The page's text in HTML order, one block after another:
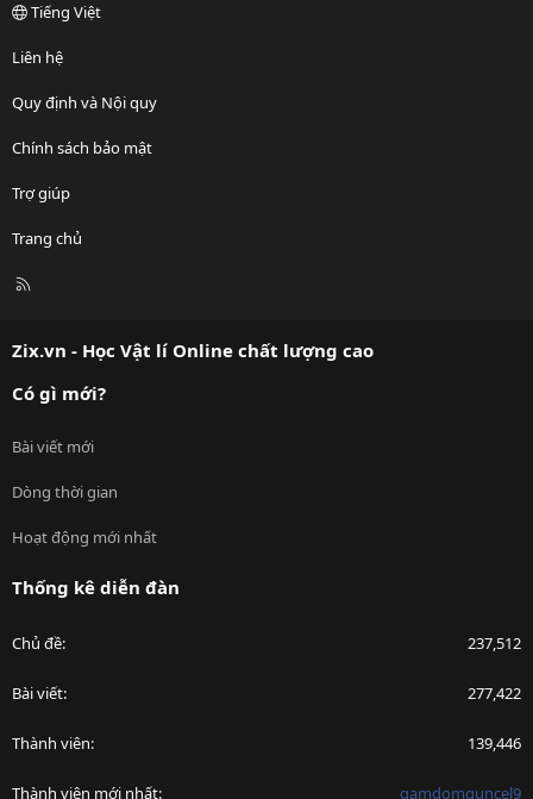
Tiếng Việt
Liên hệ
Quy định và Nội quy
Chính sách bảo mật
Trợ giúp
Trang chủ
R
Zix.vn - Học Vật lí Online chất lượng cao
Có gì mới?
Bài viết mới
Dòng thời gian
Hoạt động mới nhất
Thống kê diễn đàn
Chủ đề 237,512
Bài viết 277,422
Thành viên 139,446
Thành viên mới nhất gamdomguncel9